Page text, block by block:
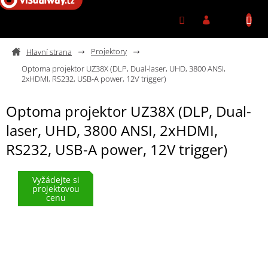
Přejít na obsah
Projektory
Optoma projektor UZ38X (DLP, Dual-laser, UHD, 3800 ANSI,
2xHDMI, RS232, USB-A power, 12V trigger)
Optoma projektor UZ38X (DLP, Dual-
laser, UHD, 3800 ANSI, 2xHDMI,
RS232, USB-A power, 12V trigger)
Vyžádejte si
projektovou
cenu